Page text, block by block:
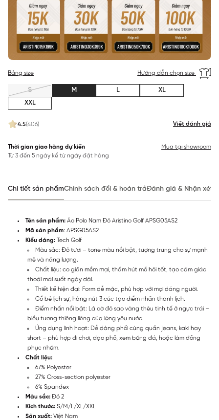
4.5(406) Viết đánh giá
Bảng size Hướng dẫn chọn size
S M L
XL
XXL
Thời gian giao hàng dự kiến
Từ 3 đến 5 ngày kể từ ngày đặt hàng
Mua tại showroom
Chi tiết sản phẩmChính sách đổi & hoàn trảĐánh giá & Nhận xét
Tên sản phẩm: Áo Polo Nam Đỏ Aristino Golf APSG05AS2
Mã sản phẩm: APSG05AS2
Kiểu dáng: Tech Golf
Màu sắc: Đỏ tươi – tone màu nổi bật, tượng trưng cho sự mạnh
mẽ và năng lượng.
Chất liệu: co giãn mềm mại, thấm hút mồ hôi tốt, tạo cảm giác
thoải mái suốt ngày dài.
Thiết kế hiện đại: Form dễ mặc, phù hợp với mọi dáng người.
Cổ bẻ lịch sự, hàng nút 3 cúc tạo điểm nhấn thanh lịch.
Điểm nhấn nổi bật: Lá cờ đỏ sao vàng thêu tinh tế ở ngực trái –
biểu tượng thiêng liêng của lòng yêu nước.
Ứng dụng linh hoạt: Dễ dàng phối cùng quần jeans, kaki hay
short – phù hợp đi chơi, dạo phố, xem bóng đá, hoặc làm đồng
phục nhóm.
Chất liệu:
67% Polyester
27% Cross-section polyester
6% Spandex
Màu sắc: Đỏ 2
Kích thước: S/M/L/XL/XXL
Sản xuất: Việt Nam